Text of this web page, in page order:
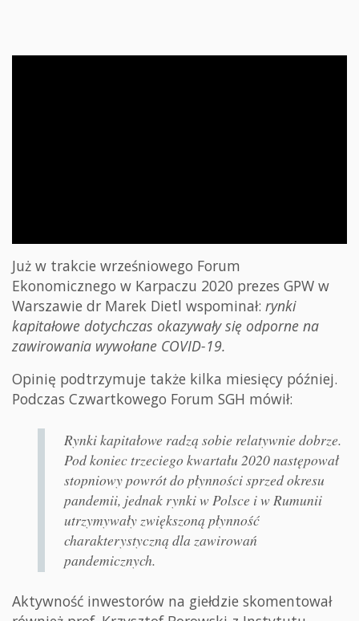
Już w trakcie wrześniowego Forum
Ekonomicznego w Karpaczu 2020 prezes GPW w
Warszawie dr Marek Dietl wspominał: rynki
kapitałowe dotychczas okazywały się odporne na
zawirowania wywołane COVID-19.
Opinię podtrzymuje także kilka miesięcy później.
Podczas Czwartkowego Forum SGH mówił:
Rynki kapitałowe radzą sobie relatywnie dobrze.
Pod koniec trzeciego kwartału 2020 następował
stopniowy powrót do płynności sprzed okresu
pandemii, jednak rynki w Polsce i w Rumunii
utrzymywały zwiększoną płynność
charakterystyczną dla zawirowań
pandemicznych.
Aktywność inwestorów na giełdzie skomentował